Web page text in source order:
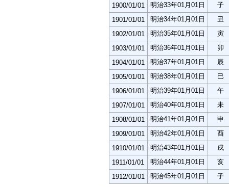
1900/01/01
明治33年01月01日
子
1901/01/01
明治34年01月01日
丑
1902/01/01
明治35年01月01日
寅
1903/01/01
明治36年01月01日
卯
1904/01/01
明治37年01月01日
辰
1905/01/01
明治38年01月01日
巳
1906/01/01
明治39年01月01日
午
1907/01/01
明治40年01月01日
未
1908/01/01
明治41年01月01日
申
1909/01/01
明治42年01月01日
酉
1910/01/01
明治43年01月01日
戌
1911/01/01
明治44年01月01日
亥
1912/01/01
明治45年01月01日 子